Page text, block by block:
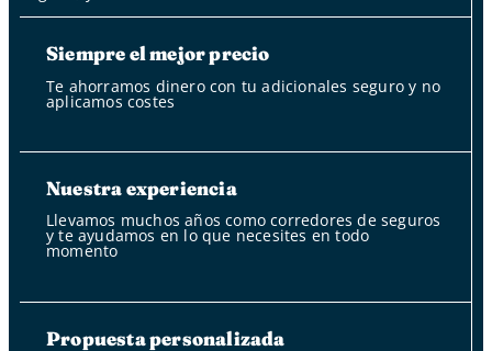
Siempre el mejor precio
Te ahorramos dinero con tu adicionales seguro y no
aplicamos costes
Nuestra experiencia
Llevamos muchos años como corredores de seguros
y te ayudamos en lo que necesites en todo
momento
Propuesta personalizada